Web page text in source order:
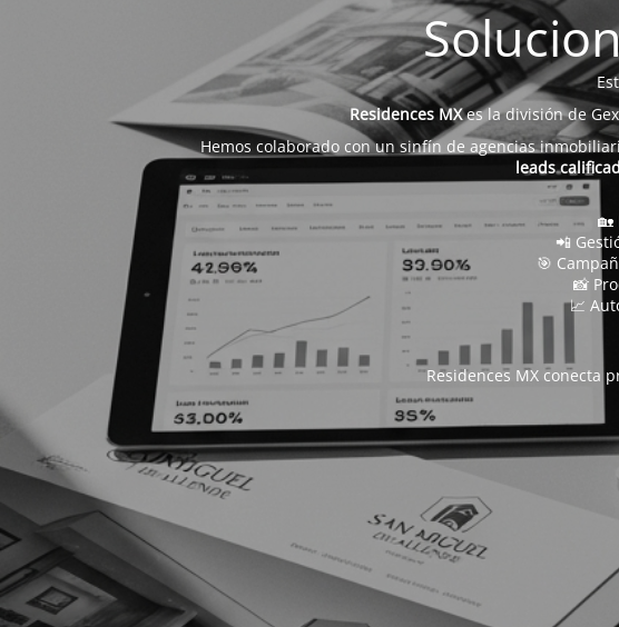
Residences MXes la división de
Hemos colaborado con un sinfín de agencias
leads
🏡
📲
🎯
📸
📈
Residences MX conecta